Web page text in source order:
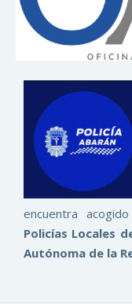
encuentra
Policías Locales
Autónoma de la